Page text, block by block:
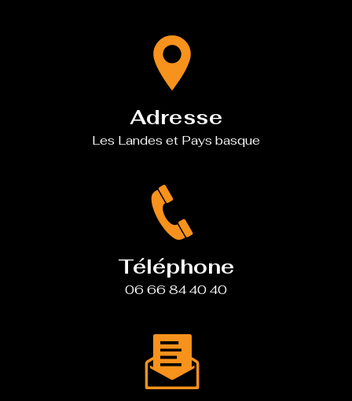
Adresse
Les Landes et Pays basque
Téléphone
06 66 84 40 40